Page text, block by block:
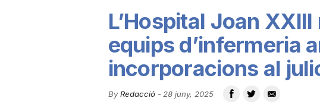
u
t
L’Hospital Joan
equips d’infermeria
incorporacions al
By Redacció- 28 juny, 2025